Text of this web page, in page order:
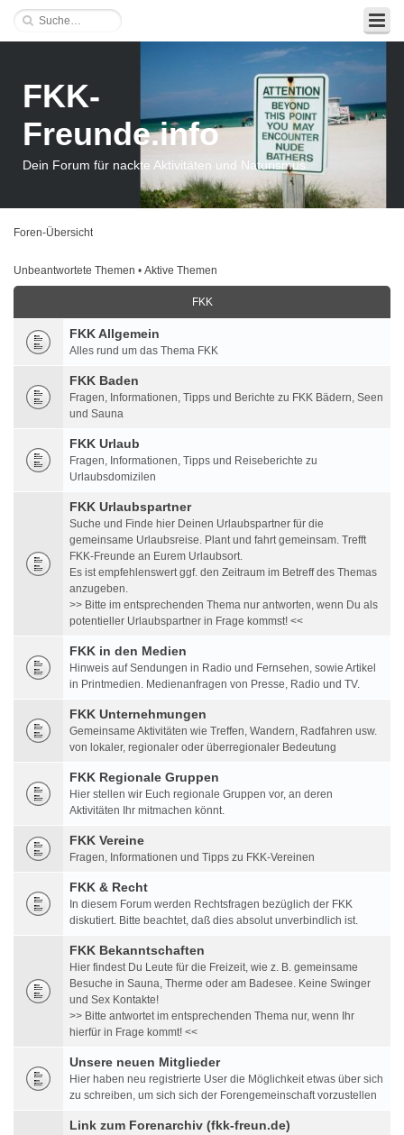
FKK-
Freunde.info
Dein Forum für nackte Aktivitäten und Naturismus
Foren-Übersicht
Unbeantwortete Themen • Aktive Themen
FKK
FKK Allgemein
Alles rund um das Thema FKK
FKK Baden
Fragen, Informationen, Tipps und Berichte zu FKK Bädern, Seen
und Sauna
FKK Urlaub
Fragen, Informationen, Tipps und Reiseberichte zu
Urlaubsdomizilen
FKK Urlaubspartner
Suche und Finde hier Deinen Urlaubspartner für die
gemeinsame Urlaubsreise. Plant und fahrt gemeinsam. Trefft
FKK-Freunde an Eurem Urlaubsort.
Es ist empfehlenswert ggf. den Zeitraum im Betreff des Themas
anzugeben.
>> Bitte im entsprechenden Thema nur antworten, wenn Du als
potentieller Urlaubspartner in Frage kommst! <<
FKK in den Medien
Hinweis auf Sendungen in Radio und Fernsehen, sowie Artikel
in Printmedien. Medienanfragen von Presse, Radio und TV.
FKK Unternehmungen
Gemeinsame Aktivitäten wie Treffen, Wandern, Radfahren usw.
von lokaler, regionaler oder überregionaler Bedeutung
FKK Regionale Gruppen
Hier stellen wir Euch regionale Gruppen vor, an deren
Aktivitäten Ihr mitmachen könnt.
FKK Vereine
Fragen, Informationen und Tipps zu FKK-Vereinen
FKK & Recht
In diesem Forum werden Rechtsfragen bezüglich der FKK
diskutiert. Bitte beachtet, daß dies absolut unverbindlich ist.
FKK Bekanntschaften
Hier findest Du Leute für die Freizeit, wie z. B. gemeinsame
Besuche in Sauna, Therme oder am Badesee. Keine Swinger
und Sex Kontakte!
>> Bitte antwortet im entsprechenden Thema nur, wenn Ihr
hierfür in Frage kommt! <<
Unsere neuen Mitglieder
Hier haben neu registrierte User die Möglichkeit etwas über sich
zu schreiben, um sich sich der Forengemeinschaft vorzustellen
Link zum Forenarchiv (fkk-freun.de)